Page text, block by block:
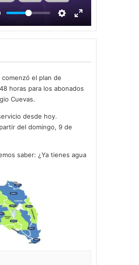
l
a
y
el plan de
horas para los abonados
Cuevas.
desde hoy.
del domingo, 9 de
saber: ¿Ya tienes agua